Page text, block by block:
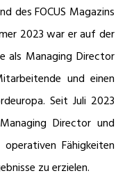
des FOCUS Magazins
2023 war er auf der
als Managing Director
und einen
Seit Juli 2023
Director und
Fähigkeiten
zu erzielen.